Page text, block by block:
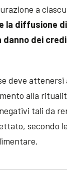
a
la diffusione
dei
deve attenersi
alla
tali da
secondo